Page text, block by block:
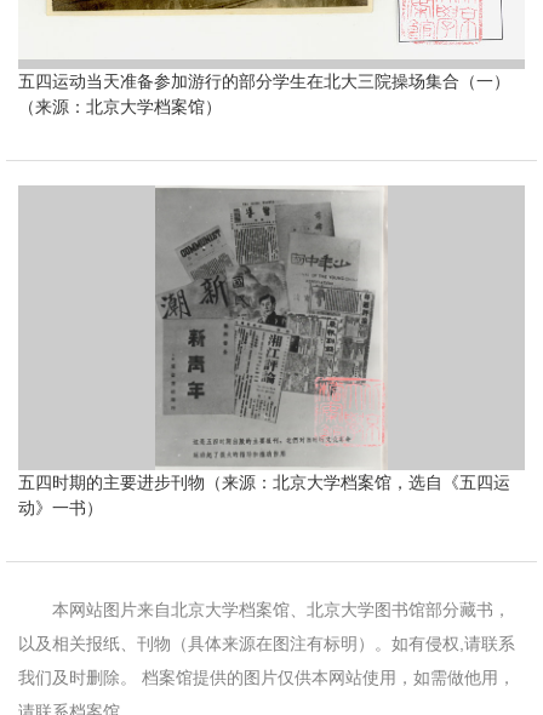
五四运动当天准备参加游行的部分学生在北大三院操场集合（一）
（来源：北京大学档案馆）
五四时期的主要进步刊物（来源：北京大学档案馆，选自《五四运
动》一书）
本网站图片来自北京大学档案馆、北京大学图书馆部分藏书，
以及相关报纸、刊物（具体来源在图注有标明）。如有侵权,请联系
我们及时删除。 档案馆提供的图片仅供本网站使用，如需做他用，